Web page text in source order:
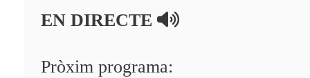
A la Carta
Programació
EN DIRECTE
Pròxim programa: